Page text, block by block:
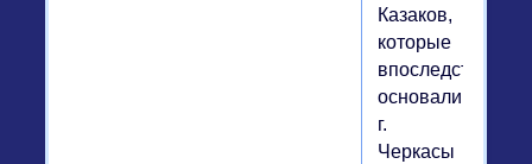
Казаков,
которые
впоследствии
основали
г.
Черкасы